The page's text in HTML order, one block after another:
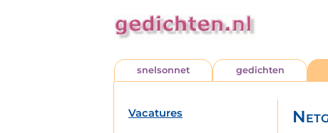
snelsonnet gedichten
Vacatures